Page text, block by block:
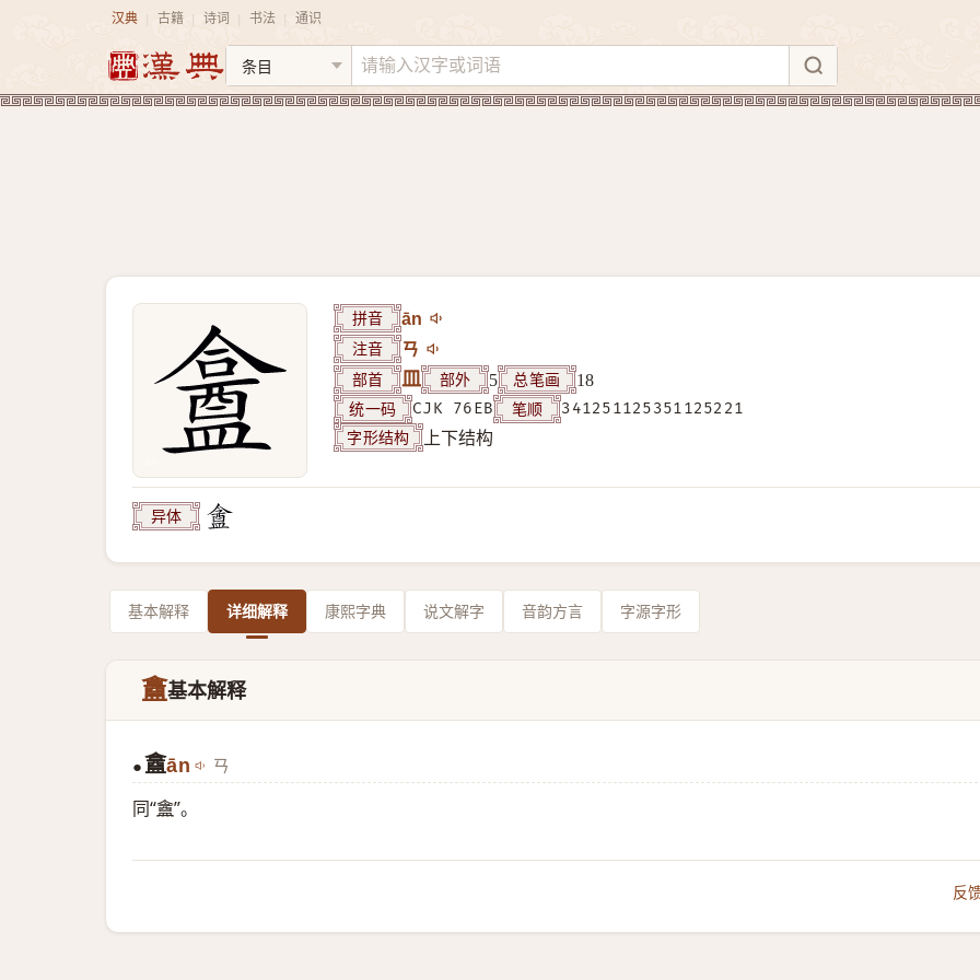
汉典 古籍 诗词 书法 通识
拼音 ān
注音 ㄢ
部首 皿 部外 5 总笔画 18
统一码 CJK 76EB 笔顺 341251125351125221
字形结构 上下结构
异体
基本解释 详细解释 康熙字典 说文解字 音韵方言 字源字形
盫基本解释
● 盫ān ㄢ
同“盦”。
反